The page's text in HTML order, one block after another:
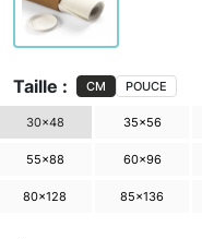
Taille : CM POUCE
30×48 35×56
55×88 60×96
80×128 85×136